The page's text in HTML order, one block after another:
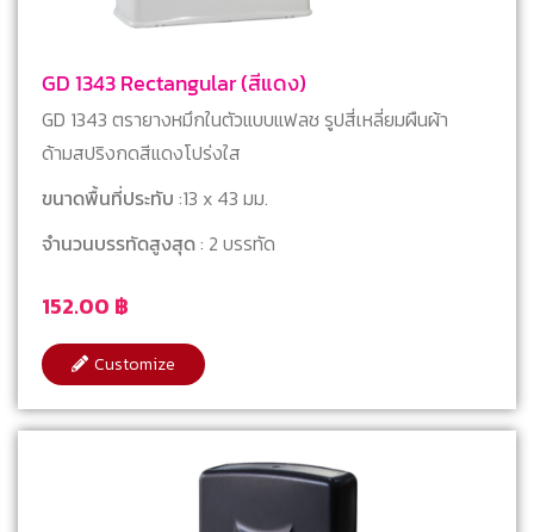
GD 1343 Rectangular (สีแดง)
152.00 ฿
GD 1343 ตรายางหมึกในตัวแบบแฟลช รูปสี่เหลี่ยมผืนผ้า
ด้ามสปริงกดสีแดงโปร่งใส
ขนาดพื้นที่ประทับ :13 x 43 มม.
จำนวนบรรทัดสูงสุด: 2 บรรทัด
Customize